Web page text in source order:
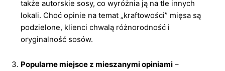
także autorskie sosy, co wyróżnia ją na tle innych
lokali. Choć opinie na temat „kraftowości” mięsa są
podzielone, klienci chwalą różnorodność i
oryginalność sosów.
Popularne miejsce z mieszanymi opiniami –